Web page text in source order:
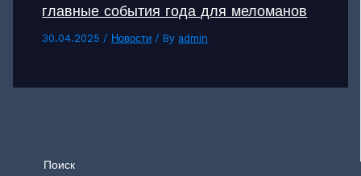
главные события года для меломанов
30.04.2025 / Новости / By admin
Поиск